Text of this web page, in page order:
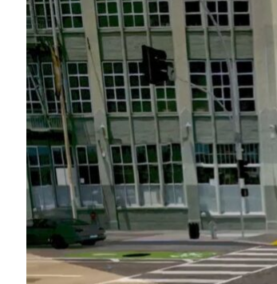
Share
要是時間真的就是金錢，那
RAND 的研究團隊估算自動
準確度。從這方面來看，加
70萬英里。
來自以色列，同時也是
裡行駛，以縮短進行徹底訓
Cognata 結合人工智慧、深
以讓我們在手不觸碰到方向